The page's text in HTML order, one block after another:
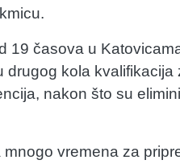
19 časova u
kola
nakon što su
vremena za